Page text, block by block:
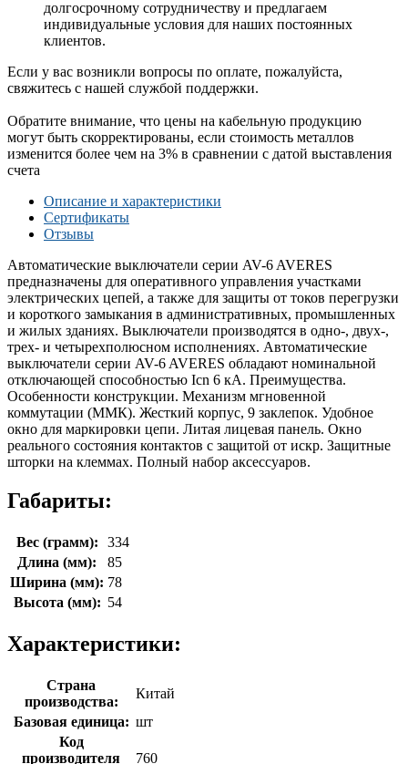
долгосрочному сотрудничеству и предлагаем
индивидуальные условия для наших постоянных
клиентов.
Если у вас возникли вопросы по оплате, пожалуйста,
свяжитесь с нашей службой поддержки.
Обратите внимание, что цены на кабельную продукцию
могут быть скорректированы, если стоимость металлов
изменится более чем на 3% в сравнении с датой выставления
счета
Описание и характеристики
Сертификаты
Отзывы
Автоматические выключатели серии AV-6 AVERES
предназначены для оперативного управления участками
электрических цепей, а также для защиты от токов перегрузки
и короткого замыкания в административных, промышленных
и жилых зданиях. Выключатели производятся в одно-, двух-,
трех- и четырехполюсном исполнениях. Автоматические
выключатели серии AV-6 AVERES обладают номинальной
отключающей способностью Icn 6 кА. Преимущества.
Особенности конструкции. Механизм мгновенной
коммутации (ММК). Жесткий корпус, 9 заклепок. Удобное
окно для маркировки цепи. Литая лицевая панель. Окно
реального состояния контактов с защитой от искр. Защитные
шторки на клеммах. Полный набор аксессуаров.
Габариты:
Вес (грамм):
334
Длина (мм):
85
Ширина (мм): 78
Высота (мм): 54
Характеристики:
Страна
производства:
Китай
Базовая единица: шт
Код
производителя
760